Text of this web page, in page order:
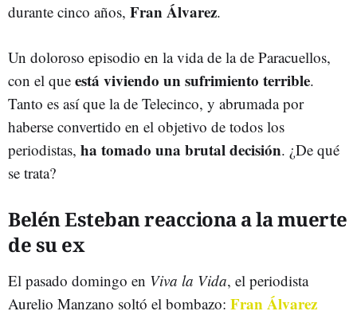
durante cinco años, Fran Álvarez.
Un doloroso episodio en la vida de la de Paracuellos,
con el que está viviendo un sufrimiento terrible.
Tanto es así que la de Telecinco, y abrumada por
haberse convertido en el objetivo de todos los
periodistas, ha tomado una brutal decisión. ¿De qué
se trata?
Belén Esteban reacciona a la muerte
de su ex
El pasado domingo en Viva la Vida, el periodista
Aurelio Manzano soltó el bombazo: Fran Álvarez